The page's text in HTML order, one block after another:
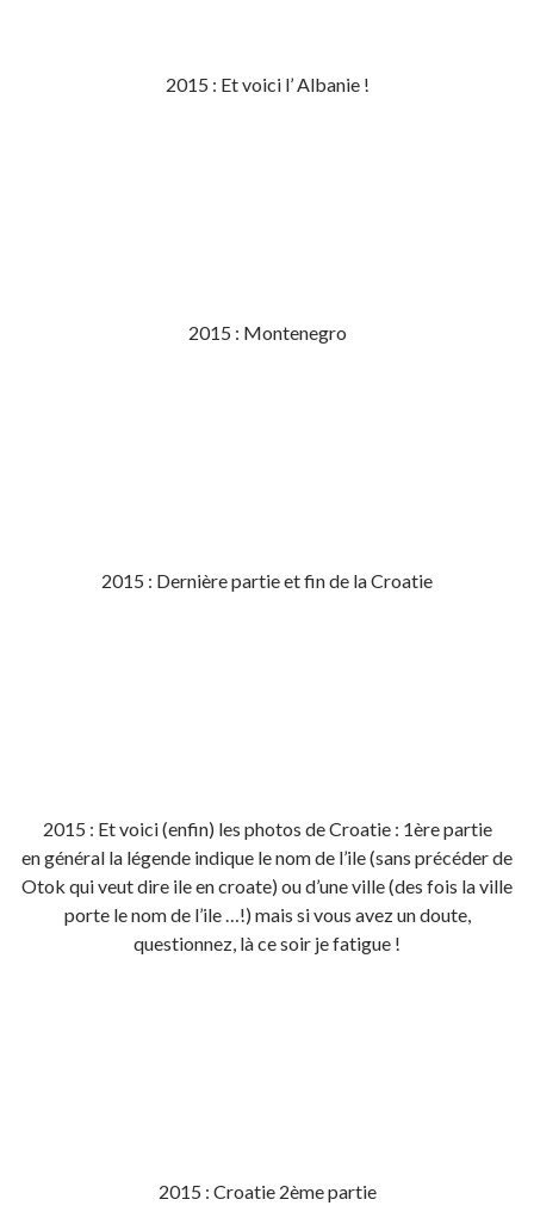
2015 : Et voici l’ Albanie !
2015 : Montenegro
2015 : Dernière partie et fin de la Croatie
2015 : Et voici (enfin) les photos de Croatie : 1ère partie
en général la légende indique le nom de l’ile (sans précéder de
Otok qui veut dire ile en croate) ou d’une ville (des fois la ville
porte le nom de l’ile …!) mais si vous avez un doute,
questionnez, là ce soir je fatigue !
2015 : Croatie 2ème partie